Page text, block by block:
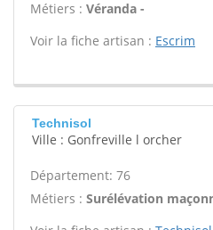
Métiers : Véranda -
Voir la fiche artisan : Escrim
Technisol
Ville : Gonfreville l orcher
Département: 76
Métiers : Surélévation